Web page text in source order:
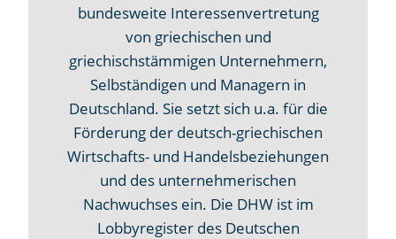
bundesweite Interessenvertretung
von griechischen und
griechischstämmigen Unternehmern,
Selbständigen und Managern in
Deutschland. Sie setzt sich u.a. für die
Förderung der deutsch-griechischen
Wirtschafts- und Handelsbeziehungen
und des unternehmerischen
Nachwuchses ein. Die DHW ist im
Lobbyregister des Deutschen